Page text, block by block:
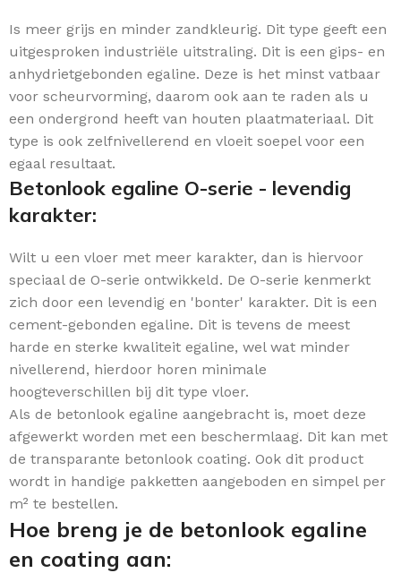
Is meer grijs en minder zandkleurig. Dit type geeft een
uitgesproken industriële uitstraling. Dit is een gips- en
anhydrietgebonden egaline. Deze is het minst vatbaar
voor scheurvorming, daarom ook aan te raden als u
een ondergrond heeft van houten plaatmateriaal. Dit
type is ook zelfnivellerend en vloeit soepel voor een
egaal resultaat.
Betonlook egaline O-serie - levendig
karakter:
Wilt u een vloer met meer karakter, dan is hiervoor
speciaal de O-serie ontwikkeld. De O-serie kenmerkt
zich door een levendig en 'bonter' karakter. Dit is een
cement-gebonden egaline. Dit is tevens de meest
harde en sterke kwaliteit egaline, wel wat minder
nivellerend, hierdoor horen minimale
hoogteverschillen bij dit type vloer.
Als de betonlook egaline aangebracht is, moet deze
afgewerkt worden met een beschermlaag. Dit kan met
de transparante betonlook coating. Ook dit product
wordt in handige pakketten aangeboden en simpel per
m² te bestellen.
Hoe breng je de betonlook egaline
en coating aan: